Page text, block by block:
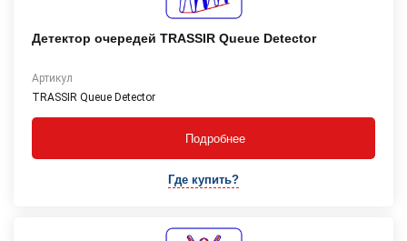
Детектор очередей TRASSIR Queue Detector
Артикул
TRASSIR Queue Detector
Подробнее
Где купить?